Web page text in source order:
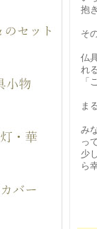
抱
そ
仏
れ
「
ま
み
っ
少
ら